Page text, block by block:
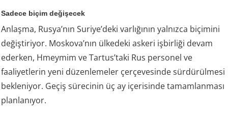
Sadece biçim değişecek
Anlaşma, Rusya’nın Suriye’deki varlığının yalnızca biçimini
değiştiriyor. Moskova’nın ülkedeki askeri işbirliği devam
ederken, Hmeymim ve Tartus’taki Rus personel ve
faaliyetlerin yeni düzenlemeler çerçevesinde sürdürülmesi
bekleniyor. Geçiş sürecinin üç ay içerisinde tamamlanması
planlanıyor.